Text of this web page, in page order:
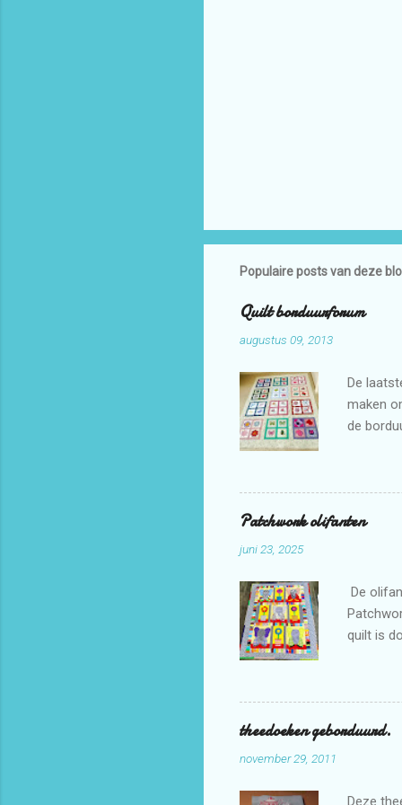
Populaire posts van deze
Quilt borduurforum
augustus 09, 2013
De
maken
de
Patchwork olifanten
juni 23, 2025
De
quilt is
theedoeken geborduurd.
november 29, 2011
Deze